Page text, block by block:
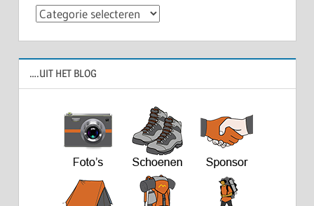
Categorieën
….UIT HET BLOG